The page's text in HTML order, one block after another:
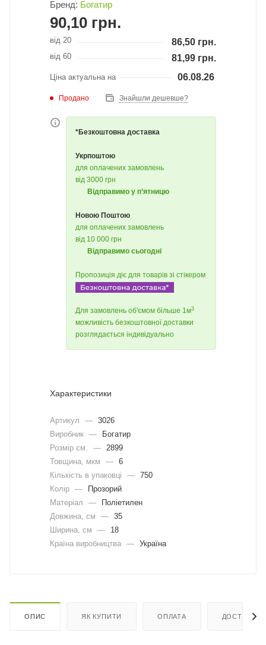
Бренд: Богатир
90,10 грн.
від 20 86,50 грн.
від 60 81,99 грн.
Ціна актуальна на 06.08.26
Продано Знайшли дешевше?
*Безкоштовна доставка
Укрпоштою
для оплачених замовлень
від 3000 грн
Відправимо у п’ятницю
Новою Поштою
для оплачених замовлень
від 10 000 грн
Відправимо сьогодні
Пропозиція діє для товарів зі стікером
Для замовлень об'ємом більше 1м3
можливість безкоштовної доставки
розглядається індивідуально
Характеристики
Артикул — 3026
Виробник —
Богатир
Розмір см.
—
2899
Товщина, мкм
— 6
Кількість в упаковці
— 750
Колір —
Прозорий
Матеріал
—
Поліетилен
Довжина, cм
— 35
Ширина, cм
—
18
Країна виробництва — Україна
ОПИС ЯК КУПИТИ ОПЛАТА ДОСТАВКА